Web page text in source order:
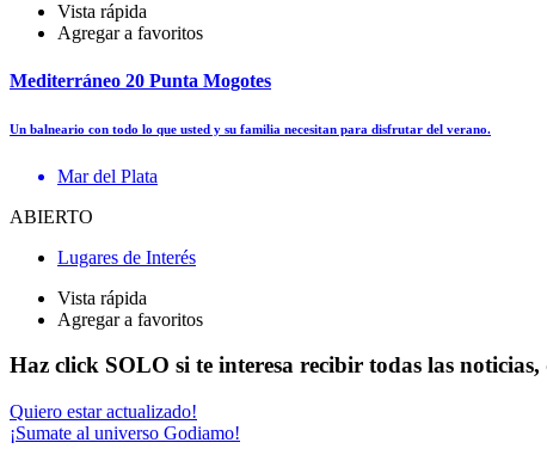
Vista rápida
Agregar a favoritos
Mediterráneo 20 Punta Mogotes
Un balneario con todo lo que usted y su familia necesitan para disfrutar del verano.
Mar del Plata
ABIERTO
Lugares de Interés
Vista rápida
Agregar a favoritos
Haz click SOLO si te interesa recibir todas las
Quiero estar actualizado!
¡Sumate al universo Godiamo!